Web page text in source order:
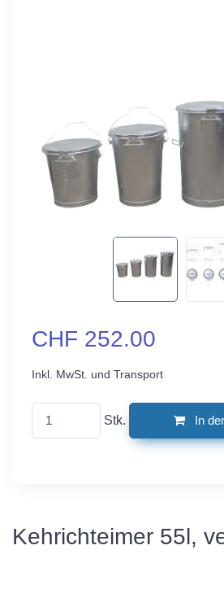
CHF 252.00
Inkl. MwSt. und Transport
Stk. In
Kehrichteimer 55l,